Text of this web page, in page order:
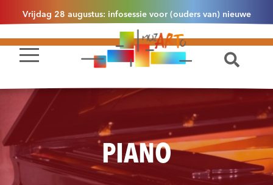
Vrijdag 28 augustus: infosessie voor (ouders van) nieuwe
leerlingen 2.1 om 13u30 in Essen
PIANO